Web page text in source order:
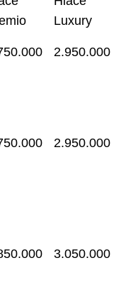
Luxury
2.950.000
2.950.000
3.050.000